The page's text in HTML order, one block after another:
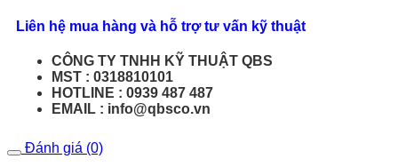
Liên hệ mua hàng và hỗ trợ tư vấn kỹ thuật
CÔNG TY TNHH KỸ THUẬT QBS
MST : 0318810101
HOTLINE : 0939 487 487
EMAIL : info@qbsco.vn
Đánh giá (0)